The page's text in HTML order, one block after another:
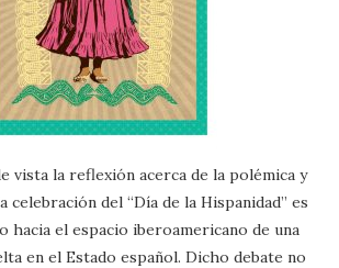
vista la reflexión acerca de la polémica y
celebración del “Día de la Hispanidad” es
hacia el espacio iberoamericano de una
en el Estado español. Dicho debate no